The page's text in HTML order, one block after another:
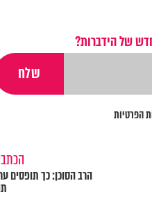
של הידברות?
הפרטיות
הרב הסוכן: כך תופסים